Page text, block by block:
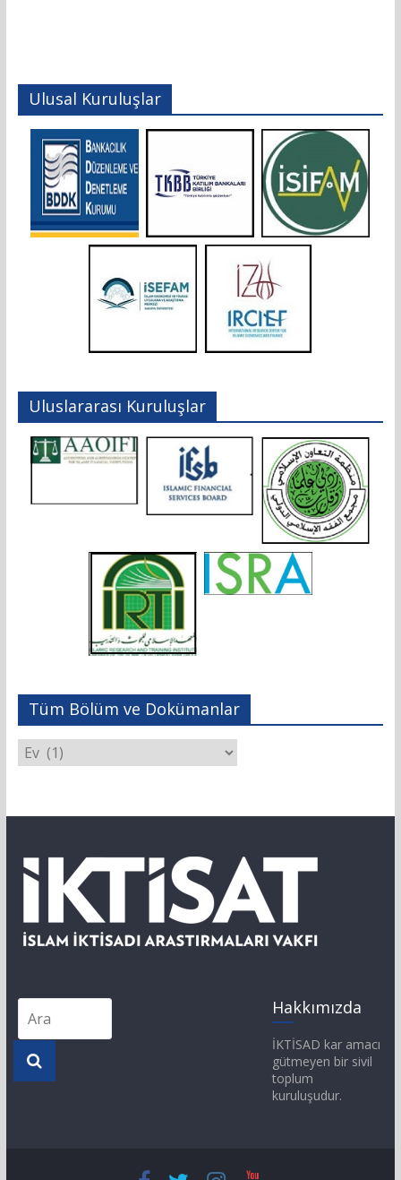
Ulusal Kuruluşlar
Uluslararası Kuruluşlar
Tüm Bölüm ve Dokümanlar
Hakkımızda
İKTİSAD kar amacı
gütmeyen bir sivil
toplum
kuruluşudur.